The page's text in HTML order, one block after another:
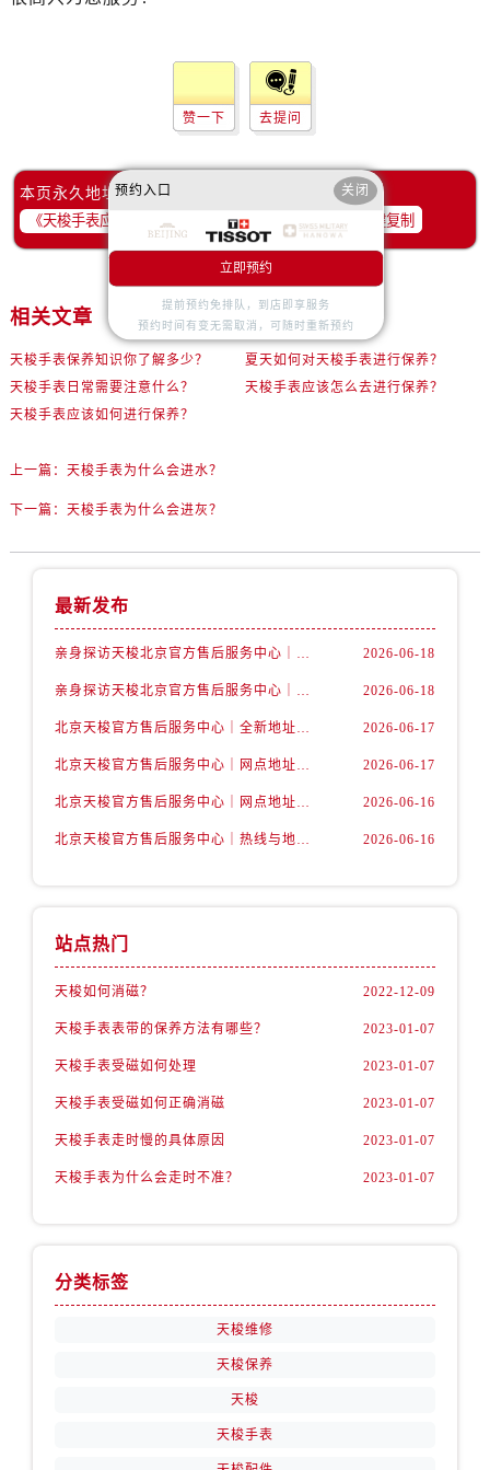
赞一下 去提问
本页永久地址：
一键复制
相关文章
天梭手表保养知识你了解多少？
夏天如何对天梭手表进行保养？
天梭手表日常需要注意什么？
天梭手表应该怎么去进行保养？
天梭手表应该如何进行保养？
上一篇： 天梭手表为什么会进水？
下一篇： 天梭手表为什么会进灰？
最新发布
亲身探访天梭北京官方售后服务中心｜官方地址及联系电话（2026年6月最新） 2026-06-18
亲身探访天梭北京官方售后服务中心｜全新官方服务电话与地址（2026年6月最新） 2026-06-18
北京天梭官方售后服务中心｜全新地址电话权威信息公示（2026年6月最新） 2026-06-17
北京天梭官方售后服务中心｜网点地址与服务热线权威信息公示（2026年6月最新） 2026-06-17
北京天梭官方售后服务中心｜网点地址与客服电话权威信息公示（2026年6月最新） 2026-06-16
北京天梭官方售后服务中心｜热线与地址权威信息公示（2026年6月最新） 2026-06-16
站点热门
天梭如何消磁？ 2022-12-09
天梭手表表带的保养方法有哪些？ 2023-01-07
天梭手表受磁如何处理 2023-01-07
天梭手表受磁如何正确消磁 2023-01-07
天梭手表走时慢的具体原因 2023-01-07
天梭手表为什么会走时不准？ 2023-01-07
分类标签
天梭维修
天梭保养
天梭
天梭手表
预约入口 关闭
立即预约
提前预约免排队，到店即享服务
预约时间有变无需取消，可随时重新预约